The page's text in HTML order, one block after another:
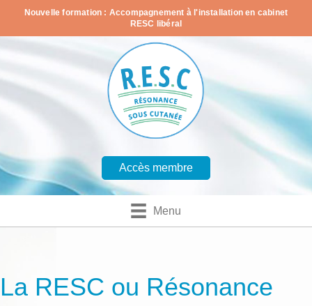
Nouvelle formation : Accompagnement à l'installation en cabinet
RESC libéral
Accès membre
Menu
La RESC ou Résonance